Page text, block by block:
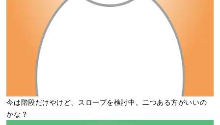
今は階段だけやけど、スロープを検討中。二つある方がいいの
かな？